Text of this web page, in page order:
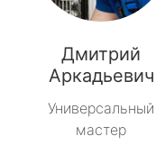
Дмитрий
Аркадьевич
Универсальный
мастер